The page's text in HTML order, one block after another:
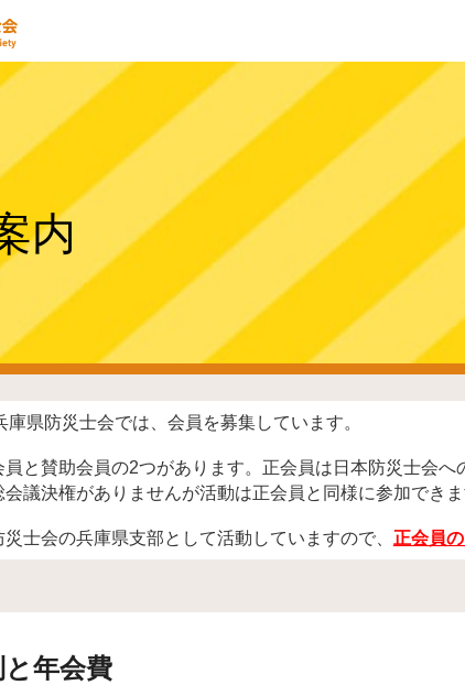
内
庫県防災士会では、会員を募集しています。
と賛助会員の2つがあります。正会員は日本防災士会へ
議決権がありませんが活動は正会員と同様に参加できま
士会の兵庫県支部として活動していますので、 正会員
年会費